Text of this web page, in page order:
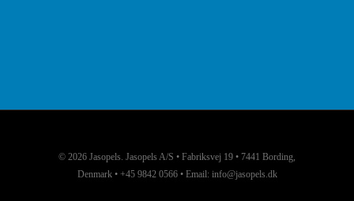
© 2026 Jasopels. Jasopels A/S • Fabriksvej 19 • 7441 Bording,
Denmark • +45 9842 0566 • Email: info@jasopels.dk